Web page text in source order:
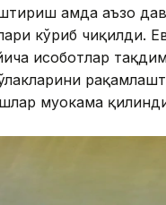
ҳамда аъзо
кўриб чиқилди.
ҳисоботлар
муҳокама